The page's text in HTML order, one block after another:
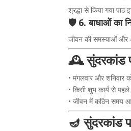
श्रद्धा से किया गया पाठ
🛡️ 6. बाधाओं का
जीवन की समस्याओं और
🕰️ सुंदरकांड
• मंगलवार और शनिवार
• किसी शुभ कार्य से पहले
• जीवन में कठिन समय
🪔 सुंदरकांड